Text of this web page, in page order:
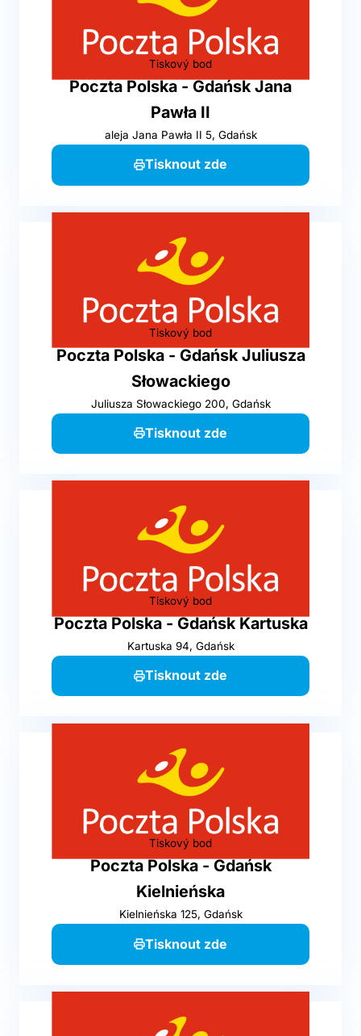
Tiskový bod
Poczta Polska - Gdańsk Jana
Pawła II
aleja Jana Pawła II 5, Gdańsk
Tisknout zde
Tiskový bod
Poczta Polska - Gdańsk Juliusza
Słowackiego
Juliusza Słowackiego 200, Gdańsk
Tisknout zde
Tiskový bod
Poczta Polska - Gdańsk Kartuska
Kartuska 94, Gdańsk
Tisknout zde
Tiskový bod
Poczta Polska - Gdańsk
Kielnieńska
Kielnieńska 125, Gdańsk
Tisknout zde